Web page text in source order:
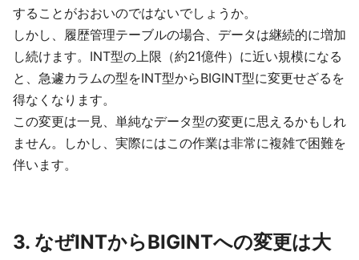
することがおおいのではないでしょうか。
しかし、履歴管理テーブルの場合、データは継続的に増加
し続けます。INT型の上限（約21億件）に近い規模になる
と、急遽カラムの型をINT型からBIGINT型に変更せざるを
得なくなります。
この変更は一見、単純なデータ型の変更に思えるかもしれ
ません。しかし、実際にはこの作業は非常に複雑で困難を
伴います。
3. なぜINTからBIGINTへの変更は大